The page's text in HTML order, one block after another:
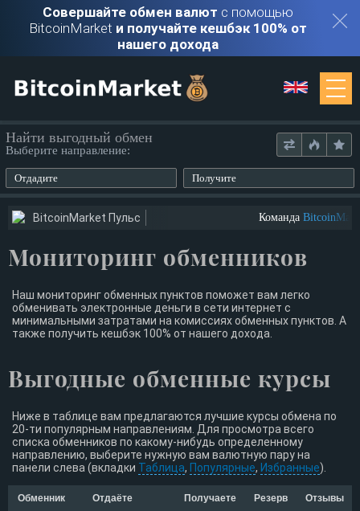
Совершайте обмен валют с помощью
BitcoinMarket и получайте кешбэк 100% от
нашего дохода
Обменники
Войти
Регистрация
Найти выгодный обмен
Выберите направление:
Отдадите Получите
BitcoinMarket Пульс КомандаBitcoinMarketищет
Мониторинг обменников
Наш мониторинг обменных пунктов поможет вам легко
обменивать электронные деньги в сети интернет с
минимальными затратами на комиссиях обменных пунктов. А
также получить кешбэк 100% от нашего дохода.
Выгодные обменные курсы
Ниже в таблице вам предлагаются лучшие курсы обмена по
20-ти популярным направлениям. Для просмотра всего
списка обменников по какому-нибудь определенному
направлению, выберите нужную вам валютную пару на
панели слева (вкладки Таблица, Популярные, Избранные).
Обменник Отдаёте Получаете Резерв Отзывы